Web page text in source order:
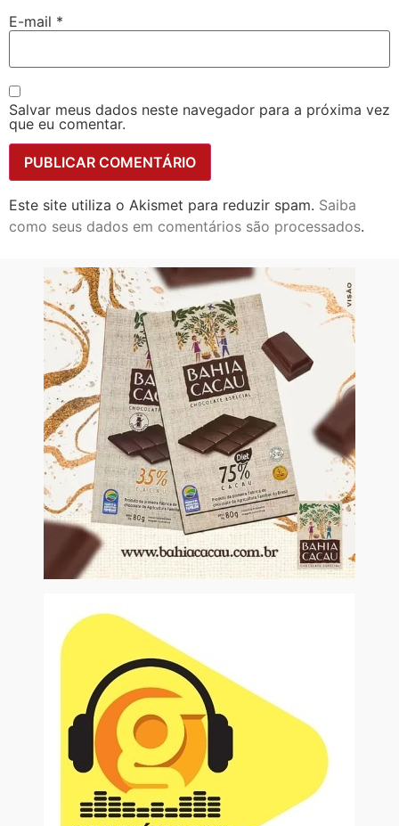
E-mail *
Salvar meus dados neste navegador para a próxima vez
que eu comentar.
Este site utiliza o Akismet para reduzir spam. Saiba
como seus dados em comentários são processados.